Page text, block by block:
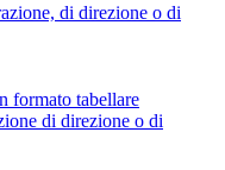
di direzione o di
formato tabellare
di direzione o di